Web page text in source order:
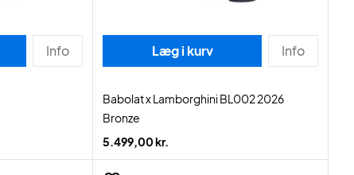
Info Læg i kurv Info
Babolat x Lamborghini BL002 2026
Bronze
5.499,00 kr.